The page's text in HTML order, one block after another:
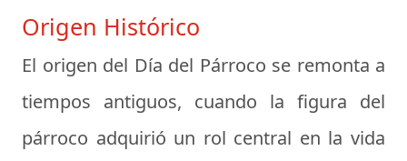
Origen Histórico
El origen del Día del Párroco se remonta a
tiempos antiguos, cuando la figura del
párroco adquirió un rol central en la vida